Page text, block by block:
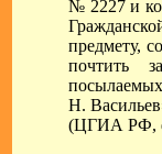
№ 2227 и
предмету,
почтить
Н.
(ЦГИА РФ,